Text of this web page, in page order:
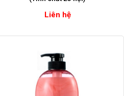
Liên hệ